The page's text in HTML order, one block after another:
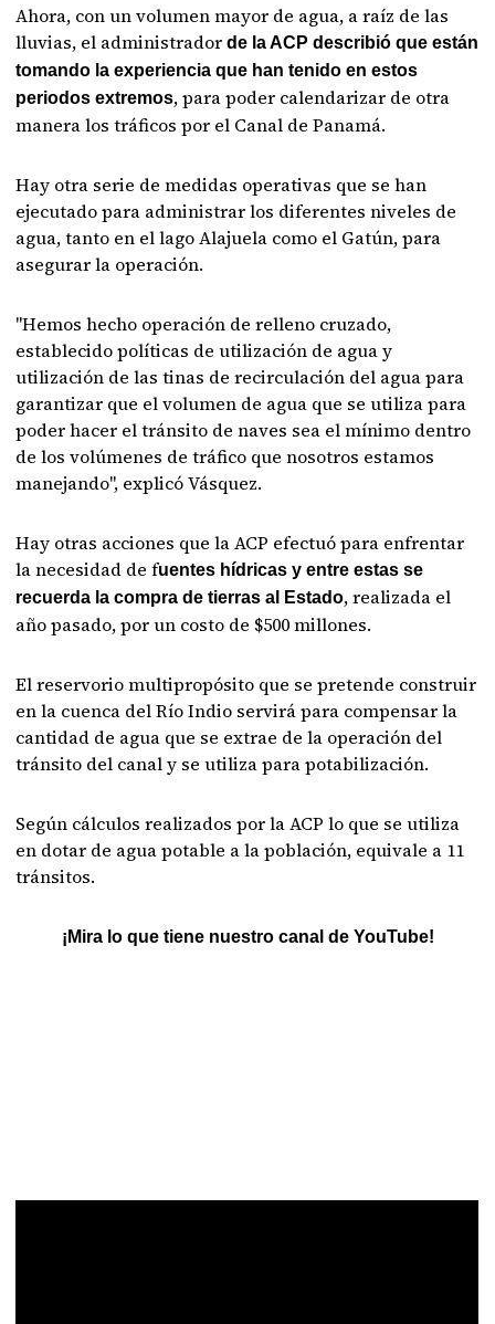
Ahora, con un volumen mayor de agua, a raíz de las
lluvias, el administradorde la ACP describió que están
tomando la experiencia que han tenido en estos
periodos extremos, para poder calendarizar de otra
manera los tráficos por el Canal de Panamá.
Hay otra serie de medidas operativas que se han
ejecutado para administrar los diferentes niveles de
agua, tanto en el lago Alajuela como el Gatún, para
asegurar la operación.
"Hemos hecho operación de relleno cruzado,
establecido políticas de utilización de agua y
utilización de las tinas de recirculación del agua para
garantizar que el volumen de agua que se utiliza para
poder hacer el tránsito de naves sea el mínimo dentro
de los volúmenes de tráfico que nosotros estamos
manejando", explicó Vásquez.
Hay otras acciones que la ACP efectuó para enfrentar
la necesidad de fuentes hídricas y entre estas se
recuerda la compra de tierras al Estado, realizada el
año pasado, por un costo de $500 millones.
El reservorio multipropósito que se pretende construir
en la cuenca del Río Indio servirá para compensar la
cantidad de agua que se extrae de la operación del
tránsito del canal y se utiliza para potabilización.
Según cálculos realizados por la ACP lo que se utiliza
en dotar de agua potable a la población, equivale a 11
tránsitos.
¡Mira lo que tiene nuestro canal de YouTube!